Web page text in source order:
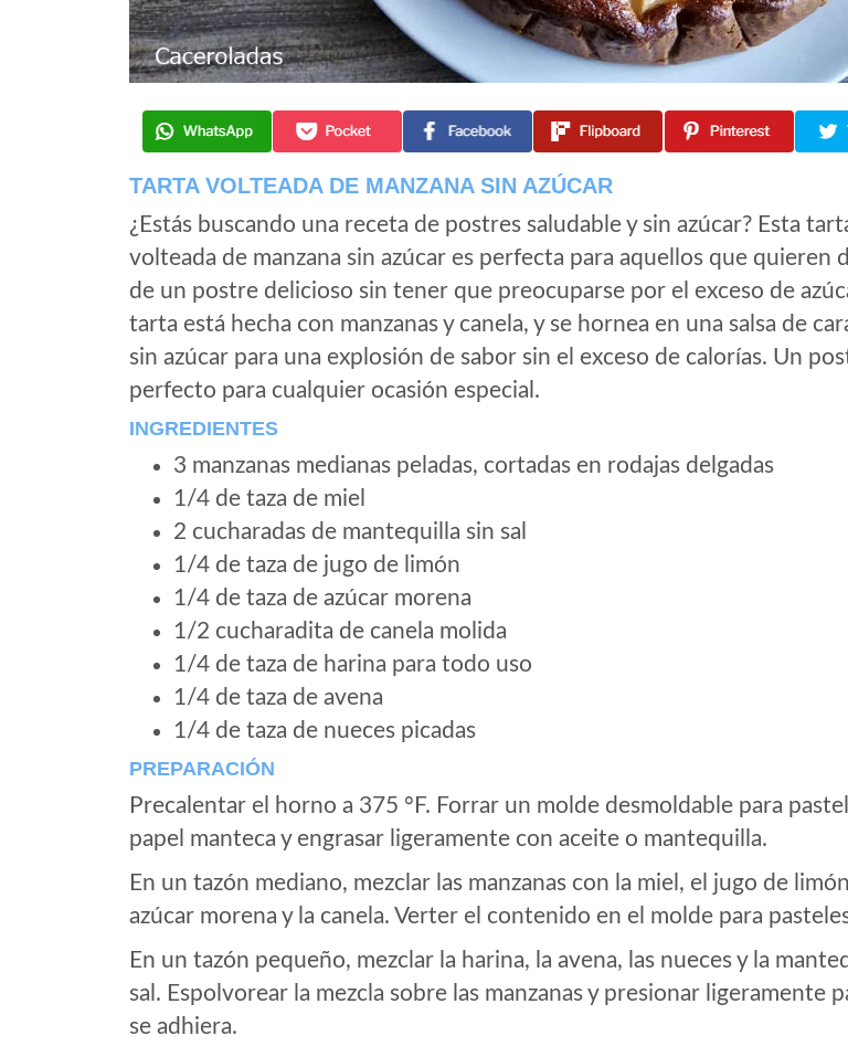
TARTA VOLTEADA DE MANZANA SIN AZÚCAR
¿Estás buscando una receta de postres saludable y sin azúcar? Esta
volteada de manzana sin azúcar es perfecta para aquellos que quieren
de un postre delicioso sin tener que preocuparse por el exceso de
tarta está hecha con manzanas y canela, y se hornea en una salsa de
sin azúcar para una explosión de sabor sin el exceso de calorías. Un
perfecto para cualquier ocasión especial.
INGREDIENTES
3 manzanas medianas peladas, cortadas en rodajas delgadas
1/4 de taza de miel
2 cucharadas de mantequilla sin sal
1/4 de taza de jugo de limón
1/4 de taza de azúcar morena
1/2 cucharadita de canela molida
1/4 de taza de harina para todo uso
1/4 de taza de avena
1/4 de taza de nueces picadas
PREPARACIÓN
Precalentar el horno a 375 °F. Forrar un molde desmoldable para
papel manteca y engrasar ligeramente con aceite o mantequilla.
En un tazón mediano, mezclar las manzanas con la miel, el jugo de
azúcar morena y la canela. Verter el contenido en el molde para
En un tazón pequeño, mezclar la harina, la avena, las nueces y la
sal. Espolvorear la mezcla sobre las manzanas y presionar ligeramente
se adhiera.